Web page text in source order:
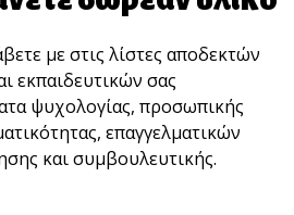
των ανθρώπων που έχουν
ανθεκτικότητα
με στις λίστες αποδεκτών
εκπαιδευτικών σας
ψυχολογίας, προσωπικής
επαγγελματικών
και συμβουλευτικής.